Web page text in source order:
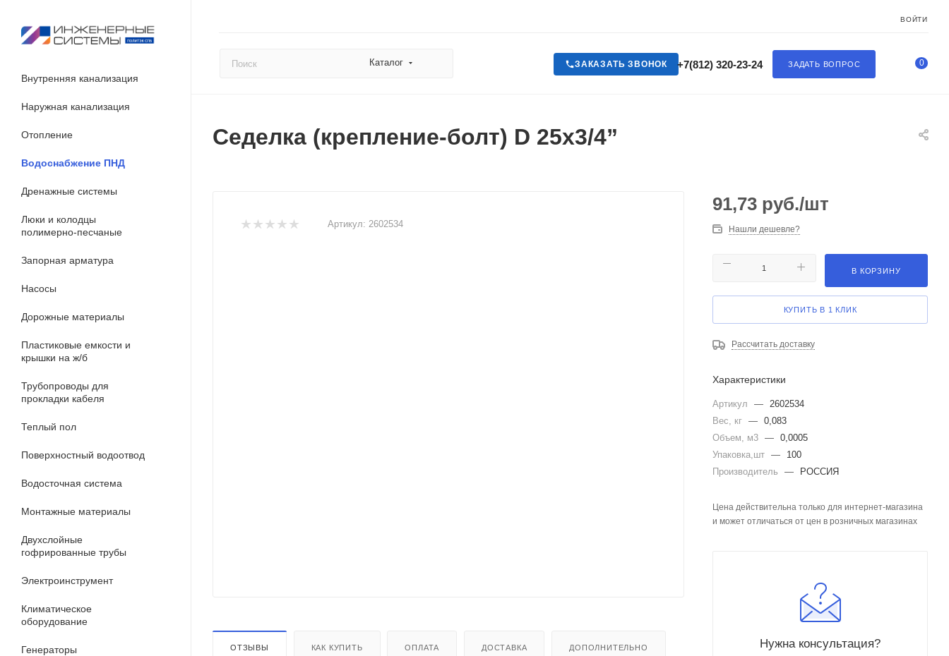
ВОЙТИ
Каталог ЗАДАТЬ ВОПРОС
+7(812) 320-23-24
ЗАКАЗАТЬ ЗВОНОК 0
Внутренняя канализация
Наружная канализация
Отопление
Водоснабжение ПНД
Дренажные системы
Люки и колодцы
полимерно-песчаные
Запорная арматура
Насосы
Дорожные материалы
Пластиковые емкости и
крышки на ж/б
Трубопроводы для
прокладки кабеля
Теплый пол
Поверхностный водоотвод
Водосточная система
Монтажные материалы
Двухслойные
гофрированные трубы
Электроинструмент
Климатическое
оборудование
Генераторы
Седелка (крепление-болт) D 25х3/4”
Артикул: 2602534
ОТЗЫВЫ КАК КУПИТЬ ОПЛАТА ДОСТАВКА ДОПОЛНИТЕЛЬНО
91,73 руб./шт
Нашли дешевле?
В КОРЗИНУ
КУПИТЬ В 1 КЛИК
Рассчитать доставку
Характеристики
Артикул — 2602534
Вес, кг — 0,083
Объем, м3 — 0,0005
Упаковка,шт —
100
Производитель
— РОССИЯ
Цена действительна только для интернет-магазина
и может отличаться от цен в розничных магазинах
Нужна консультация?